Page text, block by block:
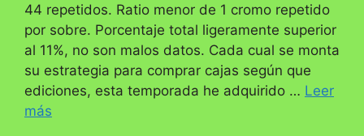
44 repetidos. Ratio menor de 1 cromo repetido
por sobre. Porcentaje total ligeramente superior
al 11%, no son malos datos. Cada cual se monta
su estrategia para comprar cajas según que
ediciones, esta temporada he adquirido … Leer
más